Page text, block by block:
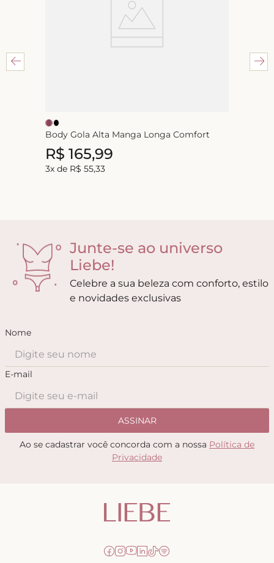
Body Gola Alta Manga Longa Comfort
R$ 165,99
3x de R$ 55,33
Junte-se ao universo
Liebe!
Celebre a sua beleza com conforto, estilo
e novidades exclusivas
Nome
E-mail
ASSINAR
Ao se cadastrar você concorda com a nossa Política de
Privacidade